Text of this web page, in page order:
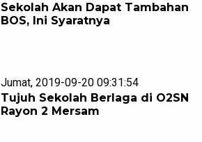
Sekolah Akan Dapat Tambahan
BOS, Ini Syaratnya
Jumat, 2019-09-20 09:31:54
Tujuh Sekolah Berlaga di O2SN
Rayon 2 Mersam